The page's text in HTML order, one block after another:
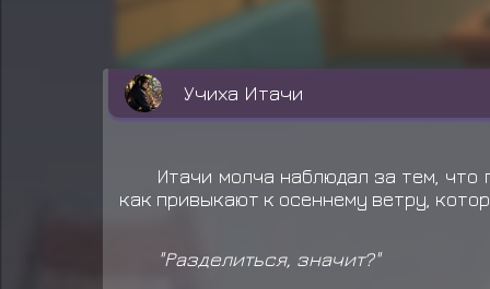
Хьюга Кори
Учиха Итачи
Итачи молча наблюдал за тем, что
как привыкают к осеннему ветру,
"Разделиться, значит?"